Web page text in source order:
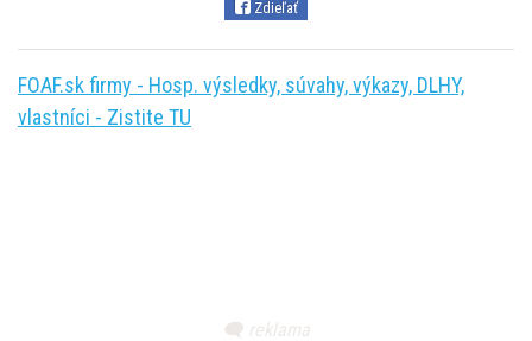
Zdieľať
FOAF.sk firmy - Hosp. výsledky, súvahy, výkazy, DLHY,
vlastníci - Zistite TU